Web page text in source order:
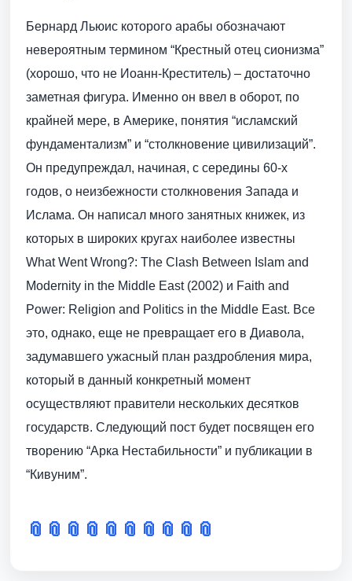
Бернард Льюис которого арабы обозначают
невероятным термином “Крестный отец сионизма”
(хорошо, что не Иоанн-Креститель) – достаточно
заметная фигура. Именно он ввел в оборот, по
крайней мере, в Америке, понятия “исламский
фундаментализм” и “столкновение цивилизаций”.
Он предупреждал, начиная, с середины 60-х
годов, о неизбежности столкновения Запада и
Ислама. Он написал много занятных книжек, из
которых в широких кругах наиболее известны
What Went Wrong?: The Clash Between Islam and
Modernity in the Middle East (2002) и Faith and
Power: Religion and Politics in the Middle East. Все
это, однако, еще не превращает его в Диавола,
задумавшего ужасный план раздробления мира,
который в данный конкретный момент
осуществляют правители нескольких десятков
государств. Следующий пост будет посвящен его
творению “Арка Нестабильности” и публикации в
“Кивуним”.
📎 📎 📎 📎 📎 📎 📎 📎 📎 📎